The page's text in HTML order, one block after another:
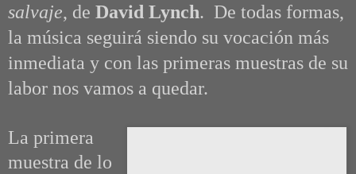
salvaje, de David Lynch. De todas formas,
la música seguirá siendo su vocación más
inmediata y con las primeras muestras de su
labor nos vamos a quedar.
La primera
muestra de lo